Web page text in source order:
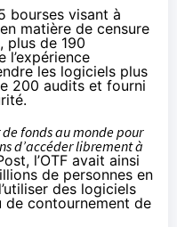
bourses visant à
matière de censure
plus de 190
l’expérience
les logiciels plus
200 audits et fourni
fonds au monde pour
d’accéder librement à
, l’OTF avait ainsi
de personnes en
des logiciels
de contournement de